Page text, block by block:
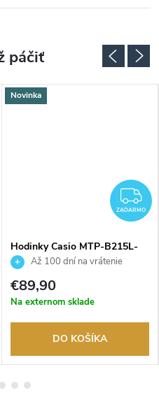
Novinka
ZADARMO
Hodinky Casio MTP-B215L-
7AVERAž 100 dní na vrátenie
tovaru. Autorizovaný predajca.
€89,90
Na externom sklade
DO KOŠÍKA